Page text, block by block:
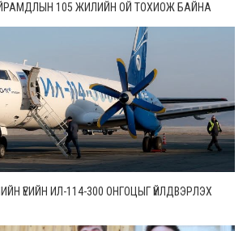
105 ЖИЛИЙН ОЙ ТОХИОЖ БАЙНА
ҮЕИЙН ИЛ-114-300 ОНГОЦЫГ ҮЙЛДВЭРЛЭХ